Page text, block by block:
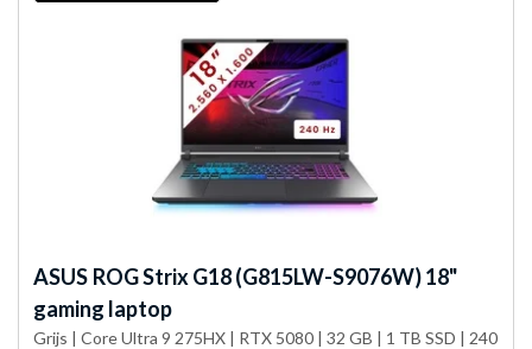
ASUS ROG Strix G18 (G815LW-S9076W) 18"
gaming laptop
Grijs | Core Ultra 9 275HX | RTX 5080 | 32 GB | 1 TB SSD | 240